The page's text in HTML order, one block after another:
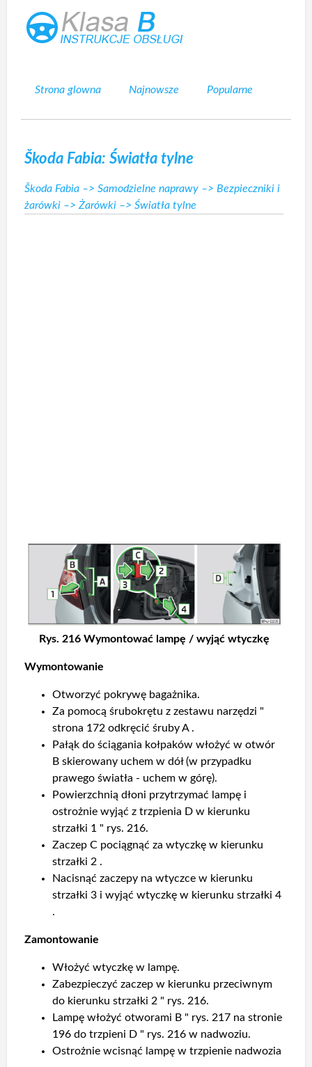
Strona glowna Najnowsze Popularne
Škoda Fabia: Światła tylne
Škoda Fabia –> Samodzielne naprawy –> Bezpieczniki i
żarówki –>Żarówki –> Światła tylne
Rys. 216 Wymontować lampę / wyjąć wtyczkę
Wymontowanie
Otworzyć pokrywę bagażnika.
Za pomocą śrubokrętu z zestawu narzędzi "
strona 172 odkręcić śruby A .
Pałąk do ściągania kołpaków włożyć w otwór
B skierowany uchem w dół (w przypadku
prawego światła - uchem w górę).
Powierzchnią dłoni przytrzymać lampę i
ostrożnie wyjąć z trzpienia D w kierunku
strzałki 1 " rys. 216.
Zaczep C pociągnąć za wtyczkę w kierunku
strzałki 2 .
Nacisnąć zaczepy na wtyczce w kierunku
strzałki 3 i wyjąć wtyczkę w kierunku strzałki 4
.
Zamontowanie
Włożyć wtyczkę w lampę.
Zabezpieczyć zaczep w kierunku przeciwnym
do kierunku strzałki 2 " rys. 216.
Lampę włożyć otworami B " rys. 217 na stronie
196 do trzpieni D " rys. 216 w nadwoziu.
Ostrożnie wcisnąć lampę w trzpienie nadwozia